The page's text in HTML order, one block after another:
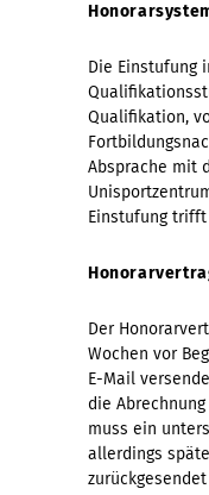
Die Einstufung
Qualifikation,
Absprache mit
Einstufung trifft
Der
Wochen vor
E-Mail
die
muss ein
allerdings